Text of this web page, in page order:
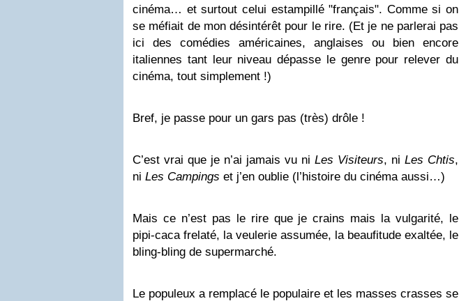
cinéma… et surtout celui estampillé "français". Comme si on
se méfiait de mon désintérêt pour le rire. (Et je ne parlerai pas
ici des comédies américaines, anglaises ou bien encore
italiennes tant leur niveau dépasse le genre pour relever du
cinéma, tout simplement !)
Bref, je passe pour un gars pas (très) drôle !
C’est vrai que je n’ai jamais vu ni Les Visiteurs, ni Les Chtis,
ni Les Campings et j’en oublie (l’histoire du cinéma aussi…)
Mais ce n’est pas le rire que je crains mais la vulgarité, le
pipi-caca frelaté, la veulerie assumée, la beaufitude exaltée, le
bling-bling de supermarché.
Le populeux a remplacé le populaire et les masses crasses se